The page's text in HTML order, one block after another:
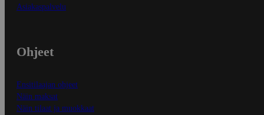
Asiakaspalvelu
Ohjeet
Ensitilaajan ohjeet
Näin maksat
Näin tilaat ja muokkaat